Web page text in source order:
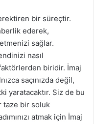
bir süreçtir.
ederek,
sağlar.
nasıl
biridir. İmaj
saçınızda değil,
yaratacaktır. Siz de bu
taze bir soluk
atmak için İmaj